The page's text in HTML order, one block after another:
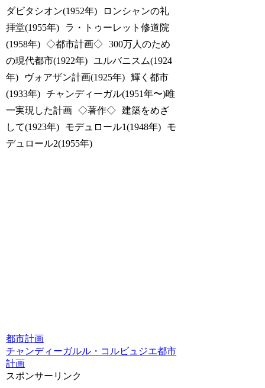
ダビタシオン(1952年) ロンシャンの礼
拝堂(1955年) ラ・トゥーレット修道院
(1958年) ◇都市計画◇ 300万人のため
の現代都市(1922年) ユルバニスム(1924
年) ヴォアザン計画(1925年) 輝く都市
(1933年) チャンディーガル(1951年〜)唯
一実現した計画 ◇著作◇ 建築をめざ
して(1923年) モデュロール1(1948年) モ
デュロール2(1955年)
都市計画
チャンディーガルル・コルビュジエ都市
計画
スポンサーリンク